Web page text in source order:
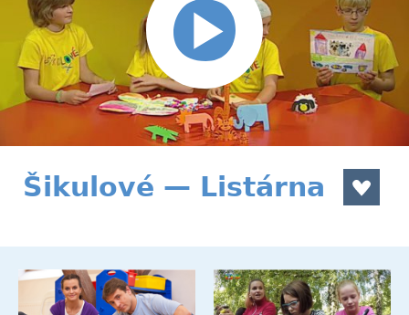
Šikulové — Listárna